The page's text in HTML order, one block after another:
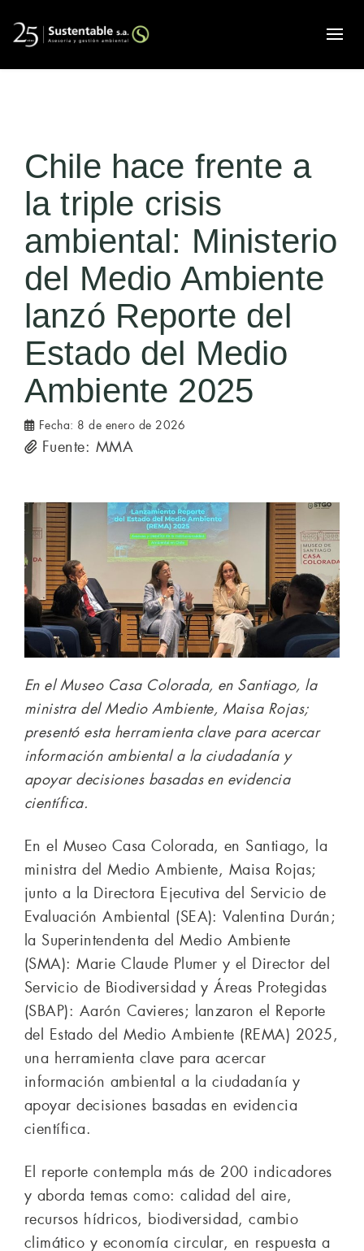
Chile hace frente a
la triple crisis
ambiental: Ministerio
del Medio Ambiente
lanzó Reporte del
Estado del Medio
Ambiente 2025
Fecha: 8 de enero de 2026
Fuente: MMA
En el Museo Casa Colorada, en Santiago, la
ministra del Medio Ambiente, Maisa Rojas;
presentó esta herramienta clave para acercar
información ambiental a la ciudadanía y
apoyar decisiones basadas en evidencia
científica.
En el Museo Casa Colorada, en Santiago, la
ministra del Medio Ambiente, Maisa Rojas;
junto a la Directora Ejecutiva del Servicio de
Evaluación Ambiental (SEA): Valentina Durán;
la Superintendenta del Medio Ambiente
(SMA): Marie Claude Plumer y el Director del
Servicio de Biodiversidad y Áreas Protegidas
(SBAP): Aarón Cavieres; lanzaron el Reporte
del Estado del Medio Ambiente (REMA) 2025,
una herramienta clave para acercar
información ambiental a la ciudadanía y
apoyar decisiones basadas en evidencia
científica.
El reporte contempla más de 200 indicadores
y aborda temas como: calidad del aire,
recursos hídricos, biodiversidad, cambio
climático y economía circular, en respuesta a